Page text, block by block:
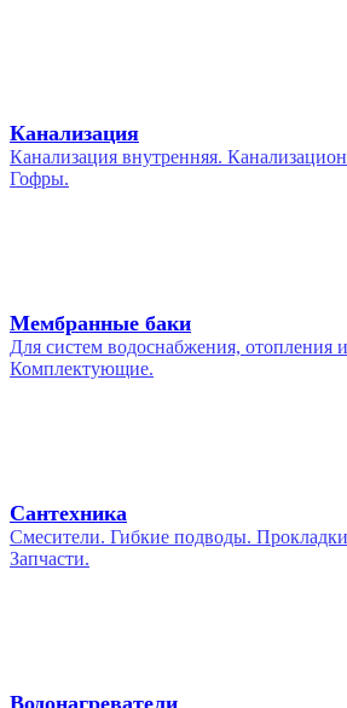
Канализация
Канализация внутренняя.
Гофры.
Мембранные баки
Для систем водоснабжения, отопления
Комплектующие.
Сантехника
Смесители. Гибкие подводы.
Запчасти.
Водонагреватели